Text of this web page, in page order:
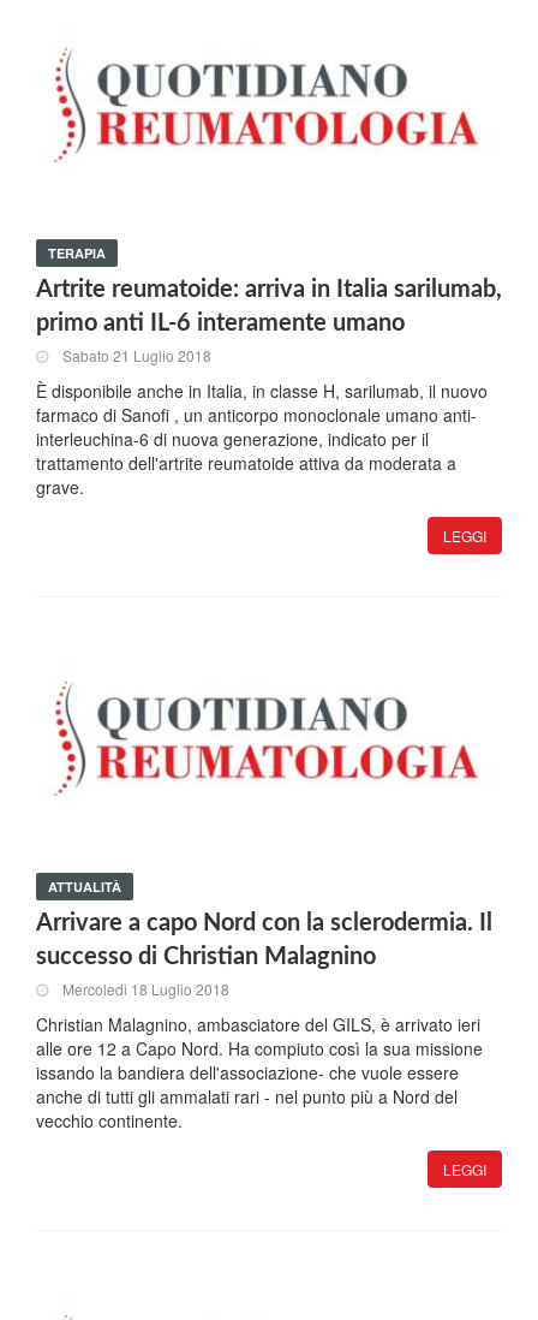
TERAPIA
Artrite reumatoide: arriva in Italia sarilumab,
primo anti IL-6 interamente umano
Sabato 21 Luglio 2018
È disponibile anche in Italia, in classe H, sarilumab, il nuovo
farmaco di Sanofi , un anticorpo monoclonale umano anti-
interleuchina-6 di nuova generazione, indicato per il
trattamento dell'artrite reumatoide attiva da moderata a
grave.
LEGGI
ATTUALITÀ
Arrivare a capo Nord con la sclerodermia. Il
successo di Christian Malagnino
Mercoledi 18 Luglio 2018
Christian Malagnino, ambasciatore del GILS, è arrivato ieri
alle ore 12 a Capo Nord. Ha compiuto così la sua missione
issando la bandiera dell'associazione- che vuole essere
anche di tutti gli ammalati rari - nel punto più a Nord del
vecchio continente.
LEGGI